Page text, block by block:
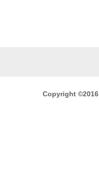
Copyright ©2016